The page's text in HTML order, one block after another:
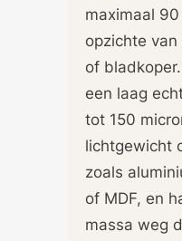
maximaal
opzichte
of
een laag
tot 150
lichtgewicht
zoals
of MDF, en
massa weg